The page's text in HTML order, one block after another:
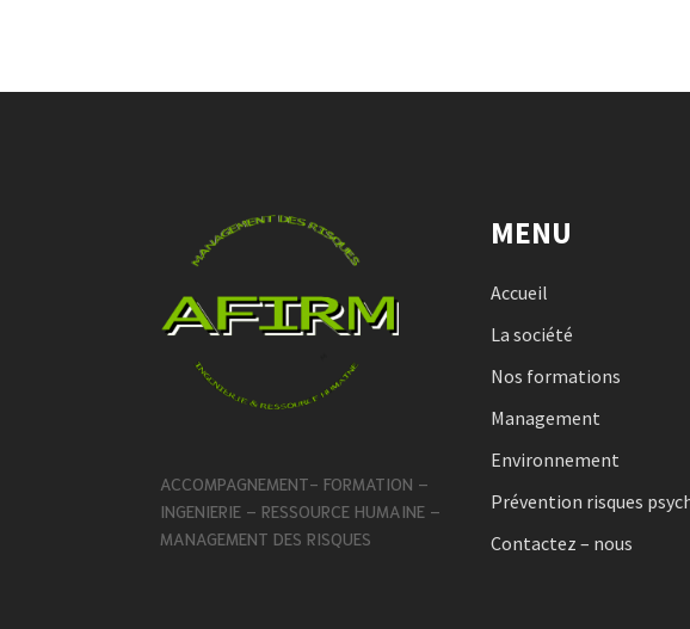
ACCOMPAGNEMENT- FORMATION –
INGENIERIE – RESSOURCE HUMAINE –
MANAGEMENT DES RISQUES
MENU
Accueil
La société
Nos formations
Management
Environnement
Prévention risques
Contactez – nous